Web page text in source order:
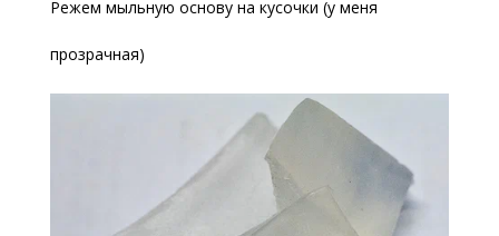
Режем мыльную основу на кусочки (у меня
прозрачная)